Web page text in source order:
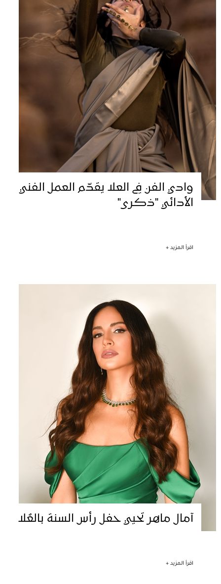
وادي الفن في العلا يقدّم العمل الفني
الأدائي "ذكرى"
اقرأ المزيد +
آمال ماهر تحيي حفل رأس السنة بالعُلا
اقرأ المزيد +